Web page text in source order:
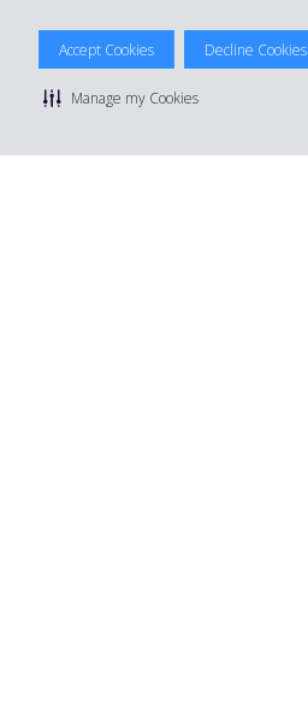
Accept Cookies Decline Cookies
Manage my Cookies
© 2026 The Hertz System, Inc.
Politique de confidentialité |
Conditions de location
Gérer mes cookies